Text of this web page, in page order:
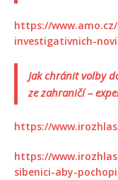
https://
investigativnich-
Jak chránit volby
ze zahraničí –
https://
https://
sibenici-aby-